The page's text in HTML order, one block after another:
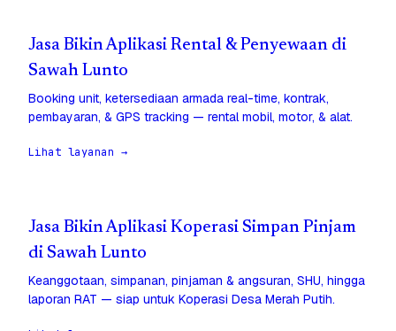
Jasa Bikin Aplikasi Rental & Penyewaan di
Sawah Lunto
Booking unit, ketersediaan armada real-time, kontrak,
pembayaran, & GPS tracking — rental mobil, motor, & alat.
Lihat layanan →
Jasa Bikin Aplikasi Koperasi Simpan Pinjam
di Sawah Lunto
Keanggotaan, simpanan, pinjaman & angsuran, SHU, hingga
laporan RAT — siap untuk Koperasi Desa Merah Putih.